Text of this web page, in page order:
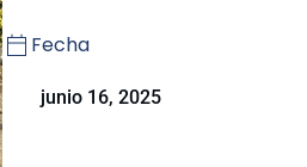
Fecha
junio 16, 2025